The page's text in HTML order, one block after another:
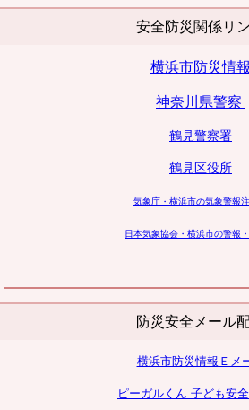
安全防災関係リ
横浜市防災情報
神奈川県警察
鶴見警察署
鶴見区役所
気象庁・横浜市の気象警報
日本気象協会・横浜市の警報
防災安全メール
横浜市防災情報Ｅメ
ピーガルくん 子ども安